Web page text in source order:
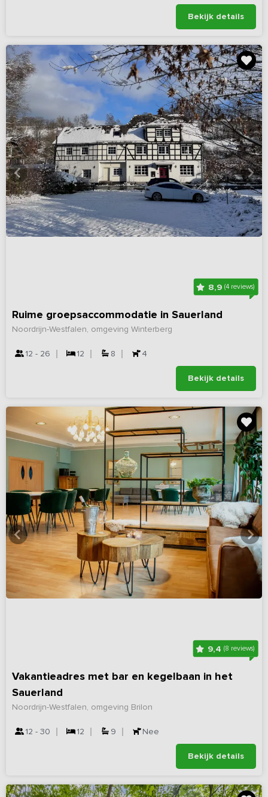
Bekijk details
8,9(4 reviews)
Ruime groepsaccommodatie in Sauerland
Noordrijn-Westfalen, omgeving Winterberg
12 - 26 12 8 4
Bekijk details
9,4(8 reviews)
Vakantieadres met bar en kegelbaan in het
Sauerland
Noordrijn-Westfalen, omgeving Brilon
12 - 30 12 9 Nee
Bekijk details